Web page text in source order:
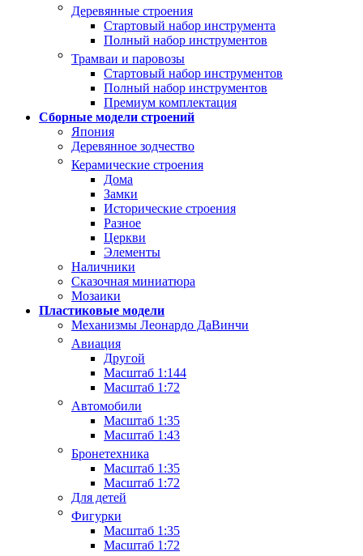
Деревянные строения
Стартовый набор инструмента
Полный набор инструментов
Трамваи и паровозы
Стартовый набор инструментов
Полный набор инструментов
Премиум комплектация
Сборные модели строений
Япония
Деревянное зодчество
Керамические строения
Дома
Замки
Исторические строения
Разное
Церкви
Элементы
Наличники
Сказочная миниатюра
Мозаики
Пластиковые модели
Механизмы Леонардо ДаВинчи
Авиация
Другой
Масштаб 1:144
Масштаб 1:72
Автомобили
Масштаб 1:35
Масштаб 1:43
Бронетехника
Масштаб 1:35
Масштаб 1:72
Для детей
Фигурки
Масштаб 1:35
Масштаб 1:72